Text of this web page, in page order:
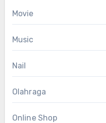
Movie
Music
Nail
Olahraga
Online Shop